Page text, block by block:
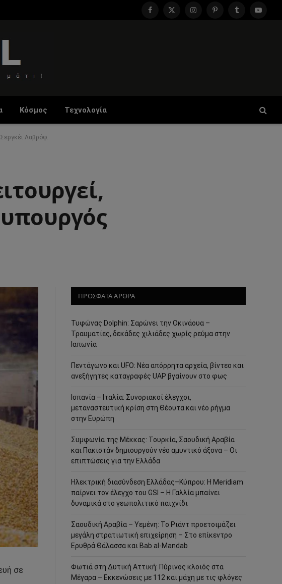
Facebook
X
InstagramPinterestTumblr
Κόσμος Τεχνολογία
Λαβρόφ.
σε
ΠΡΟΣΦΑΤΑ ΑΡΘΡΑ
Τυφώνας Dolphin: Σαρώνει την Οκινάουα –
Τραυματίες, δεκάδες χιλιάδες χωρίς ρεύμα στην
Ιαπωνία
Πεντάγωνο και UFO: Νέα απόρρητα αρχεία, βίντεο και
ανεξήγητες καταγραφές UAP βγαίνουν στο φως
Ισπανία – Ιταλία: Συνοριακοί έλεγχοι,
μεταναστευτική κρίση στη Θέουτα και νέο ρήγμα
στην Ευρώπη
Συμφωνία της Μέκκας: Τουρκία, Σαουδική Αραβία
και Πακιστάν δημιουργούν νέο αμυντικό άξονα – Οι
επιπτώσεις για την Ελλάδα
Ηλεκτρική διασύνδεση Ελλάδας–Κύπρου: Η Meridiam
παίρνει τον έλεγχο του GSI – Η Γαλλία μπαίνει
δυναμικά στο γεωπολιτικό παιχνίδι
Σαουδική Αραβία – Υεμένη: Το Ριάντ προετοιμάζει
μεγάλη στρατιωτική επιχείρηση – Στο επίκεντρο
Ερυθρά Θάλασσα και Bab al-Mandab
Φωτιά στη Δυτική Αττική: Πύρινος κλοιός στα
Μέγαρα – Εκκενώσεις με 112 και μάχη με τις φλόγες